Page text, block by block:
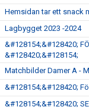
Hemsidan tar ett snack
Lagbygget 2023 -2024
&#128154;&#128420;
&#128420;&#128154;
Matchbilder Damer A -
&#128154;&#128420;
&#128154;&#128420;